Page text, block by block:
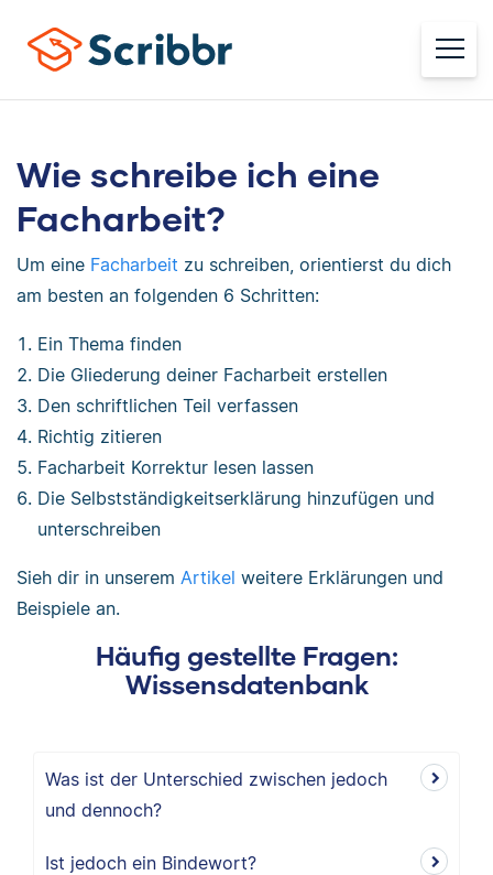
Wie schreibe ich eine
Facharbeit?
Um eine Facharbeit zu schreiben, orientierst du dich
am besten an folgenden 6 Schritten:
Ein Thema finden
Die Gliederung deiner Facharbeit erstellen
Den schriftlichen Teil verfassen
Richtig zitieren
Facharbeit Korrektur lesen lassen
Die Selbstständigkeitserklärung hinzufügen und
unterschreiben
Sieh dir in unserem Artikel weitere Erklärungen und
Beispiele an.
Häufig gestellte Fragen:
Wissensdatenbank
Was ist der Unterschied zwischen jedoch
und dennoch?
Ist jedoch ein Bindewort?